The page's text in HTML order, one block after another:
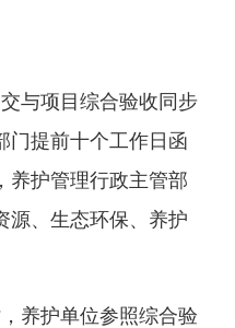
与项目综合验收同步
门提前十个工作日函
养护管理行政主管部
源、生态环保、养护
养护单位参照综合验